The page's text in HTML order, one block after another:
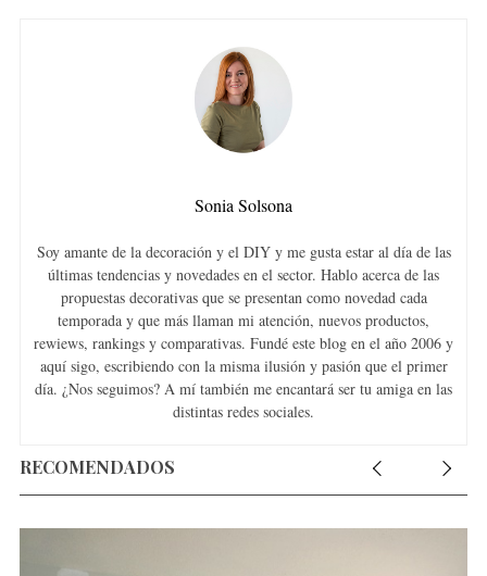
Sonia Solsona
Soy amante de la decoración y el DIY y me gusta estar al día de las
últimas tendencias y novedades en el sector. Hablo acerca de las
propuestas decorativas que se presentan como novedad cada
temporada y que más llaman mi atención, nuevos productos,
rewiews, rankings y comparativas. Fundé este blog en el año 2006 y
aquí sigo, escribiendo con la misma ilusión y pasión que el primer
día. ¿Nos seguimos? A mí también me encantará ser tu amiga en las
distintas redes sociales.
RECOMENDADOS